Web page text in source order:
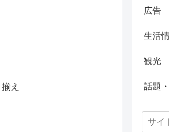
え
広告
生活
観光
話題